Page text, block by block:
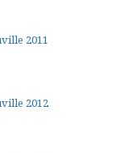
2011
2012